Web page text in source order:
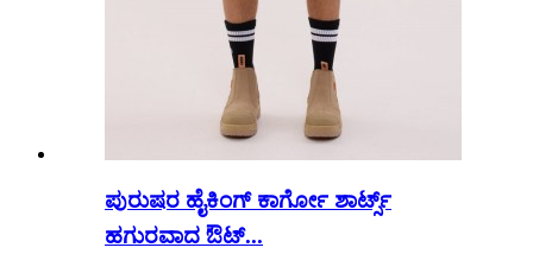
ಪುರುಷರ ಹೈಕಿಂಗ್ ಕಾರ್ಗೋ ಶಾರ್ಟ್ಸ್
ಹಗುರವಾದ ಔಟ್...